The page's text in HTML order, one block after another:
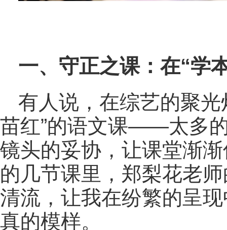
一、守正之课：在“学
有人说，在综艺的聚
苗红”的语文课——太多
镜头的妥协，让课堂渐
的几节课里，郑梨花老
清流，让我在纷繁的呈
真的模样。